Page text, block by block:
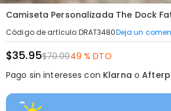
Camiseta Personalizada The Dock
Código de artículo:DRAT3480Deja un
$35.95$70.0049 % DTO
Pago sin intereses con Klarna o